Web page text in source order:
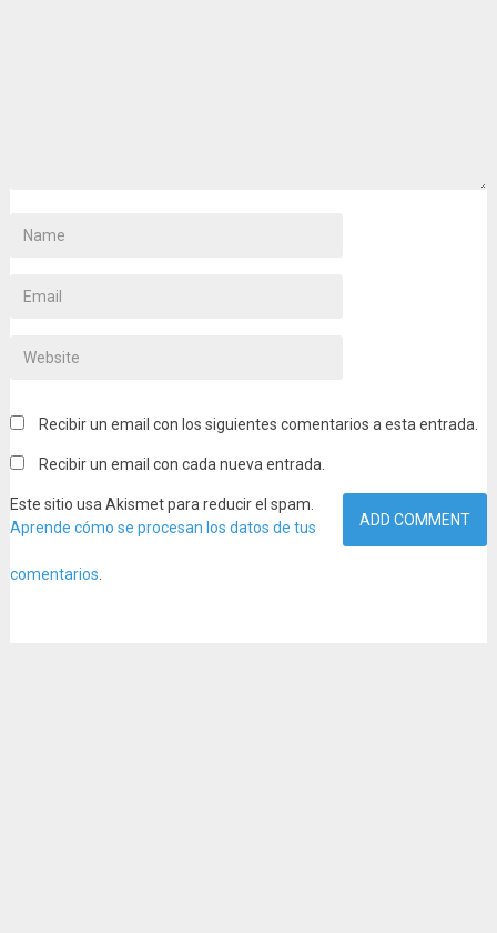
Recibir un email con los siguientes comentarios a esta entrada.
Recibir un email con cada nueva entrada.
Este sitio usa Akismet para reducir el spam.
Aprende cómo se procesan los datos de tus
comentarios